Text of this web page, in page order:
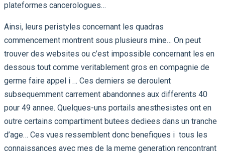
plateformes cancerologues…
Ainsi, leurs peristyles concernant les quadras
commencement montrent sous plusieurs mine… On peut
trouver des websites ou c’est impossible concernant les en
dessous tout comme veritablement gros en compagnie de
germe faire appel i … Ces derniers se deroulent
subsequemment carrement abandonnes aux differents 40
pour 49 annee. Quelques-uns portails anesthesistes ont en
outre certains compartiment butees dediees dans un tranche
d’age… Ces vues ressemblent donc benefiques i tous les
connaissances avec mes de la meme generation rencontrant